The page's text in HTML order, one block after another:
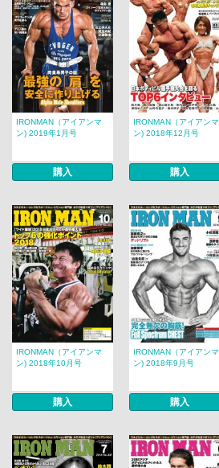
IRONMAN（アイアンマ
ン) 2019年1月号
購入
IRONMAN（アイアンマ
ン) 2018年12月号
購入
IRONMAN（アイアンマ
ン) 2018年10月号
購入
IRONMAN（アイアンマ
ン) 2018年9月号
購入